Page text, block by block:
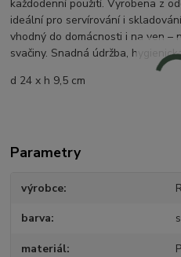
každodenní použití. Vyrobena z
ideální pro servírování i
vhodný do domácnosti i na ven –
svačiny. Snadná údržba,
d 24 x h 9,5 cm
Parametry
výrobce
barva
materiál